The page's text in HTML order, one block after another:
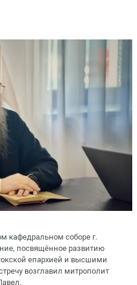
кафедральном соборе г.
посвящённое развитию
епархией и высшими
возглавил митрополит